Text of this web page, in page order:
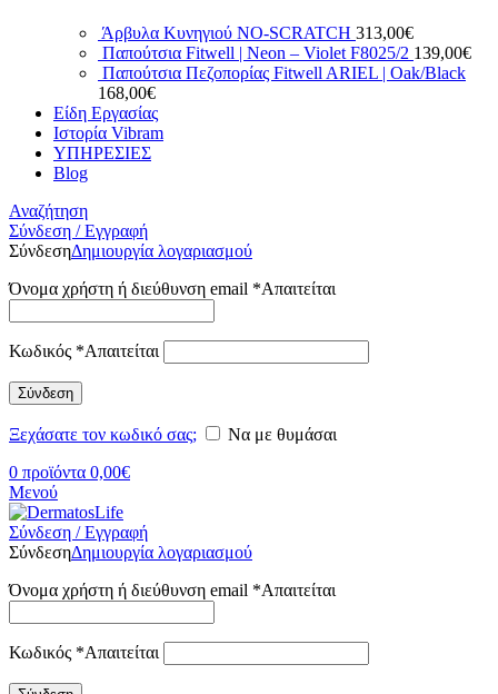
Άρβυλα Κυνηγιού NO-SCRATCH 313,00€
Παπούτσια Fitwell | Neon – Violet F8025/2 139,00€
Παπούτσια Πεζοπορίας Fitwell ARIEL | Oak/Black
168,00€
Είδη Εργασίας
Ιστορία Vibram
ΥΠΗΡΕΣΙΕΣ
Blog
Αναζήτηση
Σύνδεση / Εγγραφή
ΣύνδεσηΔημιουργία λογαριασμού
Όνομα χρήστη ή διεύθυνση email *Απαιτείται
Κωδικός *Απαιτείται
Σύνδεση
Ξεχάσατε τον κωδικό σας;
Να με θυμάσαι
0 προϊόντα 0,00€
Μενού
Σύνδεση / Εγγραφή
ΣύνδεσηΔημιουργία λογαριασμού
Όνομα χρήστη ή διεύθυνση email *Απαιτείται
Κωδικός *Απαιτείται